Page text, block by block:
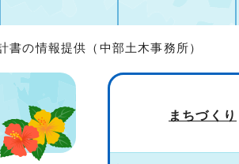
書の情報提供（中部土木事務所）
まちづくり